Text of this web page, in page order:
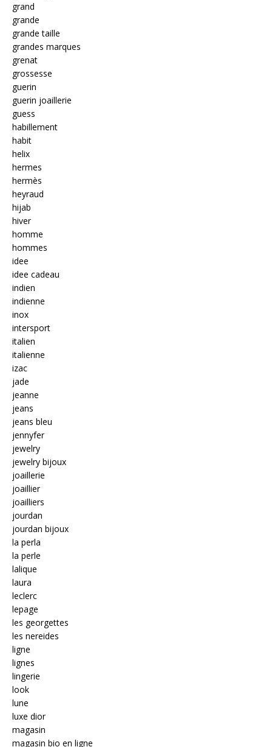
grand
grande
grande taille
grandes marques
grenat
grossesse
guerin
guerin joaillerie
guess
habillement
habit
helix
hermes
hermès
heyraud
hijab
hiver
homme
hommes
idee
idee cadeau
indien
indienne
inox
intersport
italien
italienne
izac
jade
jeanne
jeans
jeans bleu
jennyfer
jewelry
jewelry bijoux
joaillerie
joaillier
joailliers
jourdan
jourdan bijoux
la perla
la perle
lalique
laura
leclerc
lepage
les georgettes
les nereides
ligne
lignes
lingerie
look
lune
luxe dior
magasin
magasin bio en ligne